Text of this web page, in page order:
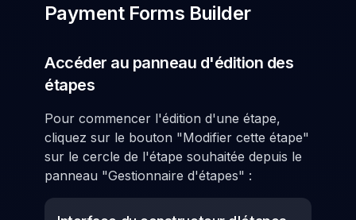
Payment Forms Builder
Accéder au panneau d'édition des
étapes
Pour commencer l'édition d'une étape,
cliquez sur le bouton "Modifier cette étape"
sur le cercle de l'étape souhaitée depuis le
panneau "Gestionnaire d'étapes" :